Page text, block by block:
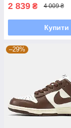
2 839 ₴ 4 009 ₴
Купити
–29%